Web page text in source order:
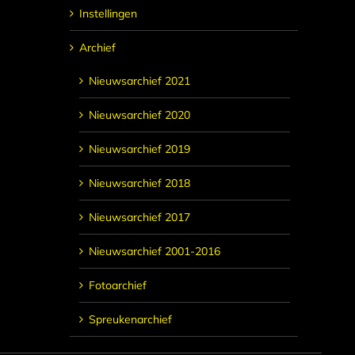
Instellingen
Archief
Nieuwsarchief 2021
Nieuwsarchief 2020
Nieuwsarchief 2019
Nieuwsarchief 2018
Nieuwsarchief 2017
Nieuwsarchief 2001-2016
Fotoarchief
Spreukenarchief